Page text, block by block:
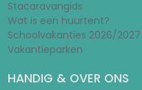
Stacaravangids
Wat is een huurtent?
Schoolvakanties 2026/2027
Vakantieparken
HANDIG & OVER ONS